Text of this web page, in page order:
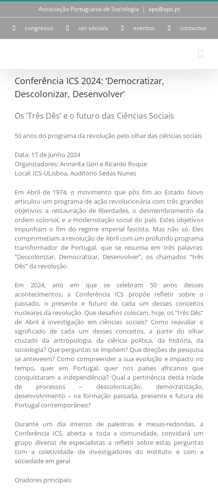
Skip
Associação Portuguesa de Sociologia | aps@aps.pt
congresso ser sócio/a eventos contactos
Conferência ICS 2024: ‘Democratizar,
Descolonizar, Desenvolver’
Os ‘Três Dês’ e o futuro das Ciências Sociais
50 anos do programa da revolução pelo olhar das ciências sociais
Data: 17 de Junho 2024
Organizadores: Annarita Gori e Ricardo Roque
Local: ICS-ULisboa, Auditório Sedas Nunes
Em Abril de 1974, o movimento que pôs fim ao Estado Novo
articulou um programa de ação revolucionária com três grandes
objetivos: a restauração de liberdades, o desmembramento da
ordem colonial, e a modernização social do país. Estes objetivos
impunham o fim do regime imperial fascista. Mas não só. Eles
comprometiam a revolução de Abril com um profundo programa
transformador de Portugal, que se resumia em três palavras:
“Descolonizar, Democratizar, Desenvolver”, os chamados “três
Dês” da revolução.
Em 2024, ano em que se celebram 50 anos desses
acontecimentos, a Conferência ICS propõe refletir sobre o
passado, o presente e futuro de cada um desses conceitos
nucleares da revolução. Que desafios colocam, hoje, os “três Dês”
de Abril à investigação em ciências sociais? Como reavaliar o
significado de cada um desses conceitos, a partir do olhar
cruzado da antropologia, da ciência política, da história, da
sociologia? Que perguntas se impõem? Que direções de pesquisa
se anteveem? Como compreender a sua evolução e impacto no
tempo, quer em Portugal, quer nos países africanos que
conquistaram a independência? Qual a pertinência desta tríade
de processos – descolonização, democratização,
desenvolvimento – na formação passada, presente e futura do
Portugal contemporâneo?
Durante um dia intenso de palestras e mesas-redondas, a
Conferência ICS, aberta a toda a comunidade, convidará um
grupo diverso de especialistas a refletir sobre estas perguntas
com a coletividade de investigadores do instituto e com a
sociedade em geral.
Oradores principais: